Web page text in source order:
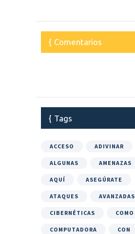
Comentarios
Tags
ACCESO ADIVINAR
ALGUNAS AMENAZAS
AQUÍ ASEGÚRATE
ATAQUES AVANZADAS
CIBERNÉTICAS COMO
COMPUTADORA CON